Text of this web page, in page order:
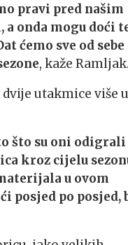
pravi pred našim
onda mogu doći
ćemo sve od sebe
, kaže
utakmice više u
što su oni odigrali
kroz cijelu
u ovom
posjed po posjed,